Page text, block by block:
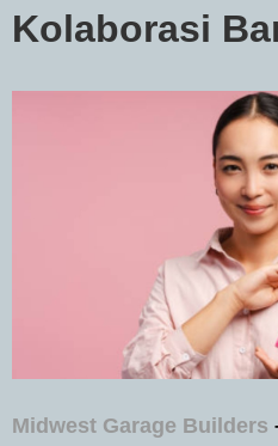
Kolaborasi
Midwest Garage Builders